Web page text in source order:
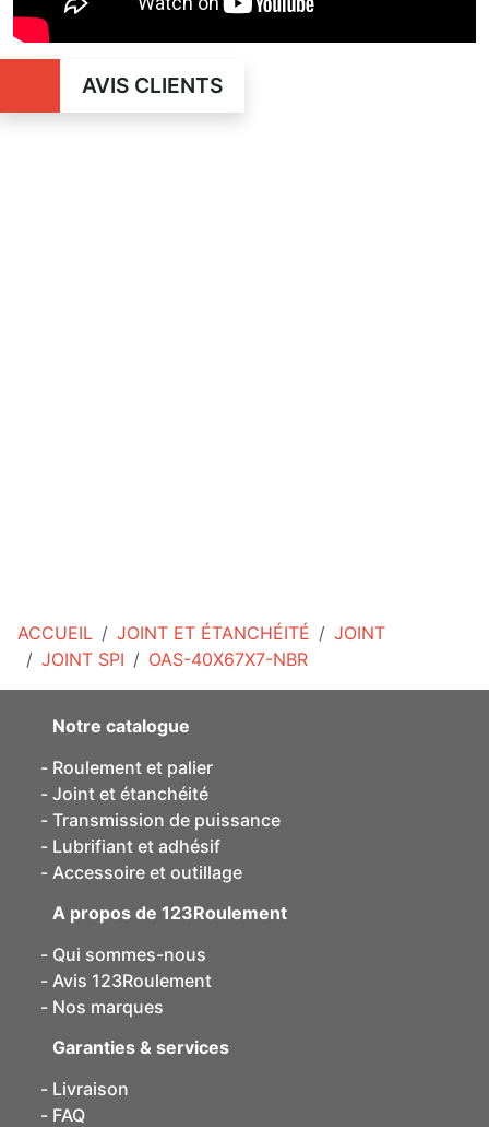
ACCUEIL JOINT ET ÉTANCHÉITÉ
JOINT
JOINT SPI
OAS-40X67X7-NBR
AVIS CLIENTS
Notre catalogue
Roulement et palier
Joint et étanchéité
Transmission de puissance
Lubrifiant et adhésif
Accessoire et outillage
A propos de 123Roulement
Qui sommes-nous
Avis 123Roulement
Nos marques
Garanties & services
Livraison
FAQ